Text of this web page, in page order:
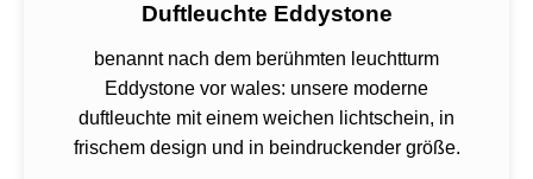
Duftleuchte Eddystone
benannt nach dem berühmten leuchtturm
Eddystone vor wales: unsere moderne
duftleuchte mit einem weichen lichtschein, in
frischem design und in beindruckender größe.